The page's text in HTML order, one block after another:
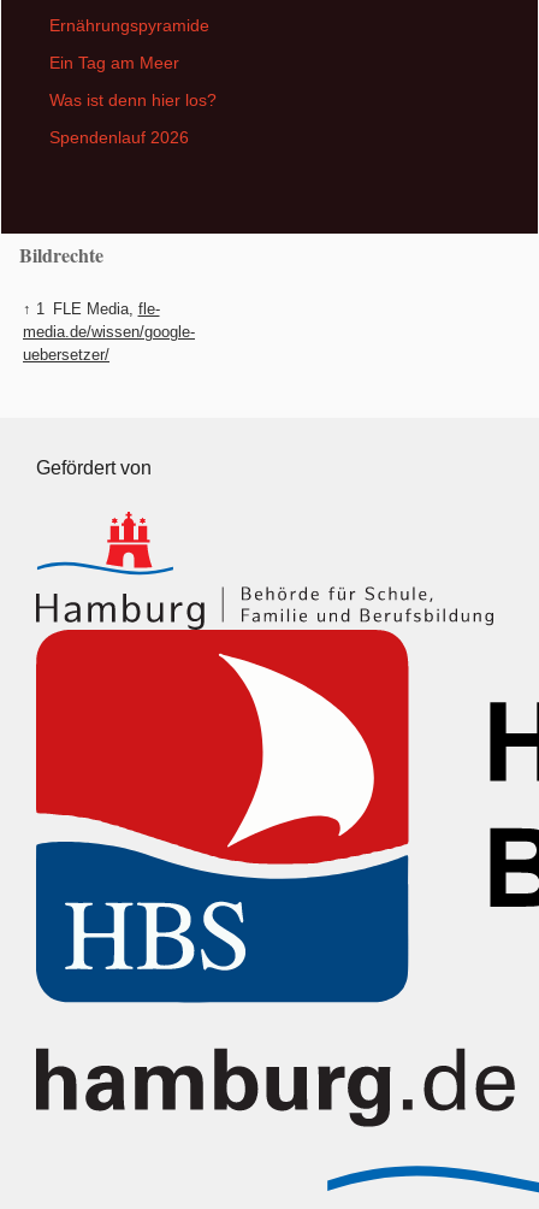
Ernährungspyramide
Ein Tag am Meer
Was ist denn hier los?
Spendenlauf 2026
Bildrechte
↑ 1 FLE Media, fle-
media.de/wissen/google-
uebersetzer/
Gefördert von